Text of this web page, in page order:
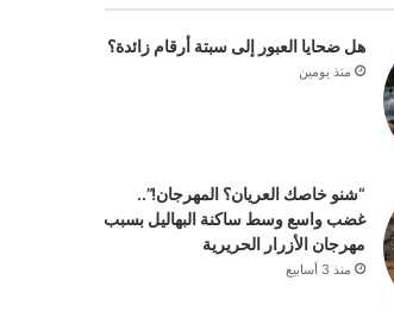
هل ضحايا العبور إلى سبتة أرقام زائدة؟
منذ يومين
“شنو خاصك العريان؟ المهرجان!”..
غضب واسع وسط ساكنة البهاليل بسبب
مهرجان الأزرار الحريرية
منذ 3 أسابيع